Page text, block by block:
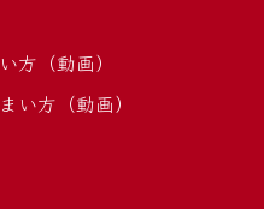
方（動画）
い方（動画）